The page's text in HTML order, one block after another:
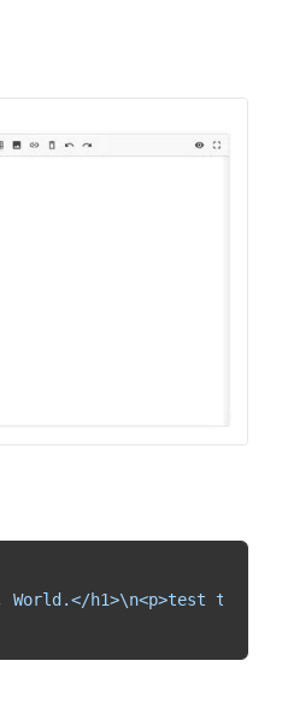
World.</h1>\n<p>test test</